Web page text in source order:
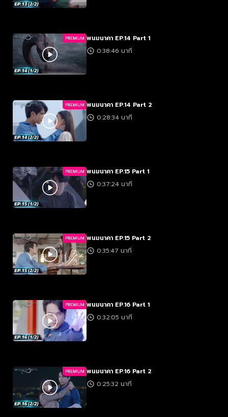
PREMIUM พนมนาคา EP.14 Part 1
0:38:46 นาที
PREMIUM พนมนาคา EP.14 Part 2
0:28:34 นาที
PREMIUM พนมนาคา EP.15 Part 1
0:37:24 นาที
PREMIUM พนมนาคา EP.15 Part 2
0:35:47 นาที
PREMIUM พนมนาคา EP.16 Part 1
0:32:05 นาที
PREMIUM พนมนาคา EP.16 Part 2
0:25:32 นาที